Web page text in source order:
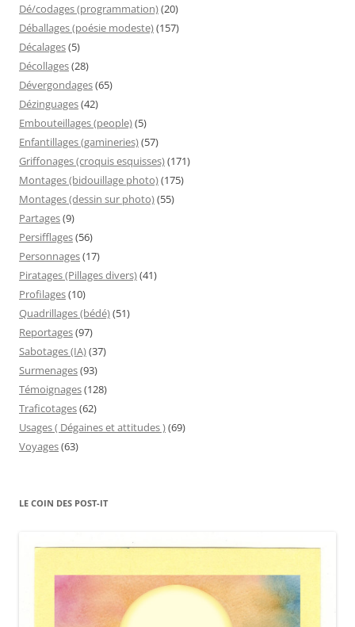
Dé/codages (programmation)(20)
Déballages (poésie modeste)(157)
Décalages(5)
Décollages(28)
Dévergondages(65)
Dézinguages(42)
Embouteillages (people)(5)
Enfantillages (gamineries)(57)
Griffonages (croquis esquisses)(171)
Montages (bidouillage photo)(175)
Montages (dessin sur photo)(55)
Partages(9)
Persifflages(56)
Personnages(17)
Piratages (Pillages divers)(41)
Profilages(10)
Quadrillages (bédé)(51)
Reportages(97)
Sabotages (IA)(37)
Surmenages(93)
Témoignages(128)
Traficotages(62)
Usages ( Dégaines et attitudes )(69)
Voyages(63)
LE COIN DES POST-IT